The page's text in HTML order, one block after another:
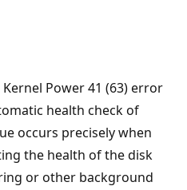
Power 41 (63) error
health check of
occurs precisely when
the health of the disk
or other background